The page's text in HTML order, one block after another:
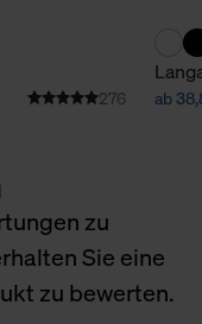
276 ab
zu
Sie eine
zu bewerten.